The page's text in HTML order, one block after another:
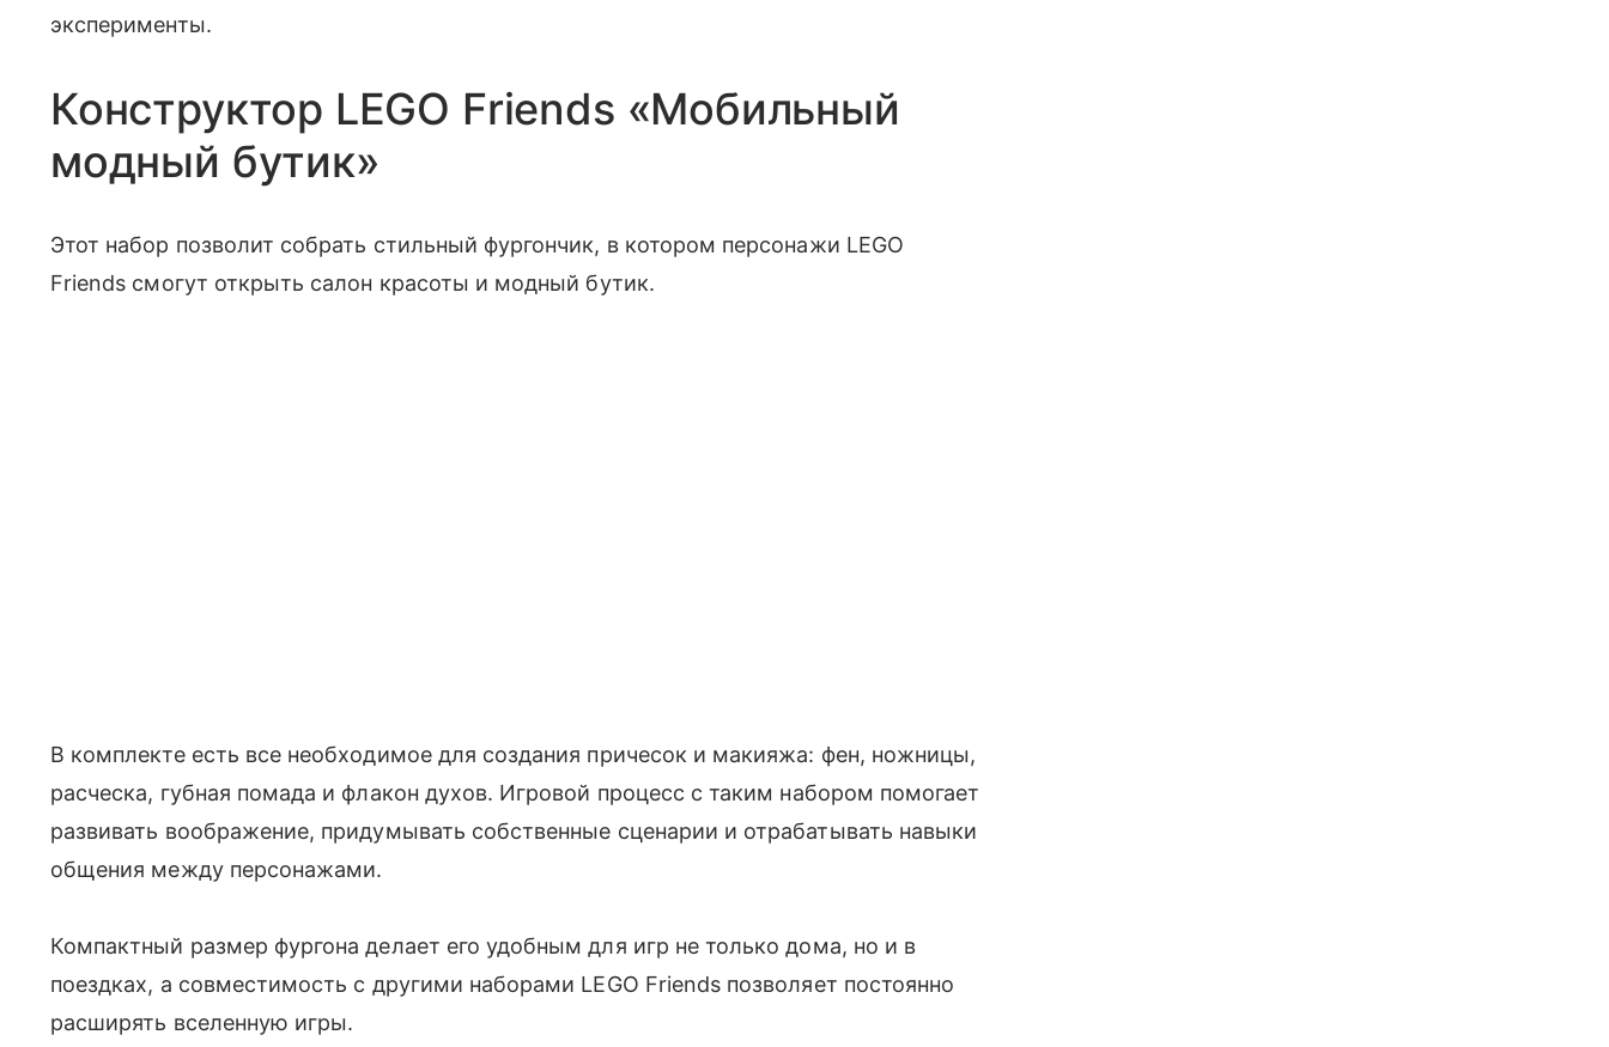
эксперименты.
Конструктор LEGO Friends «Мобильный
модный бутик»
Этот набор позволит собрать стильный фургончик, в котором персонажи LEGO
Friends смогут открыть салон красоты и модный бутик.
В комплекте есть все необходимое для создания причесок и макияжа: фен, ножницы,
расческа, губная помада и флакон духов. Игровой процесс с таким набором помогает
развивать воображение, придумывать собственные сценарии и отрабатывать навыки
общения между персонажами.
Компактный размер фургона делает его удобным для игр не только дома, но и в
поездках, а совместимость с другими наборами LEGO Friends позволяет постоянно
расширять вселенную игры.